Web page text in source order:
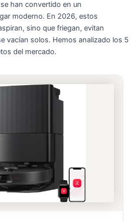
se han convertido en un
moderno. En 2026, estos
sino que friegan, evitan
vacían solos. Hemos analizado los 5
del mercado.